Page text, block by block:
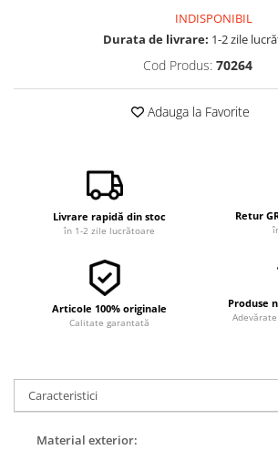
INDISPONIBIL
Durata de livrare: 1-2 zile
Cod Produs: 70264
Adauga la Favorite
Livrare rapidă din stoc
în 1-2 zile lucrătoare
Retur
Articole 100% originale
Calitate garantată
Produse
Caracteristici
Material exterior: